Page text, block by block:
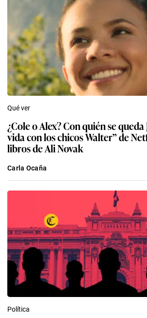
Qué ver
¿Cole o Alex? Con quién se
vida con los chicos Walter” de
libros de Ali Novak
Carla Ocaña
Política